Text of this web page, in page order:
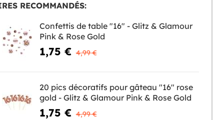
RECOMMANDÉS:
Confettis de table "16" - Glitz & Glamour
Pink & Rose Gold
1,75 € 4,99 €
20 pics décoratifs pour gâteau "16" rose
gold - Glitz & Glamour Pink & Rose Gold
1,75 € 4,99 €